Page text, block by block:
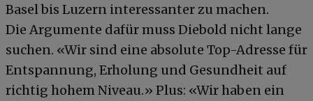
Basel bis Luzern interessanter zu machen.
Die Argumente dafür muss Diebold nicht lange
suchen. «Wir sind eine absolute Top-Adresse für
Entspannung, Erholung und Gesundheit auf
richtig hohem Niveau.» Plus: «Wir haben ein